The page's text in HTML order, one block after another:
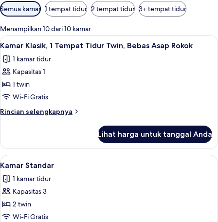
Filter
tersedia
untuk
kamar
Semua kamar 1 tempat tidur 2 tempat tidur 3+ tempat tidur
Menampilkan 10 dari 10 kamar
Lihat
semua
foto
untuk
Kamar
Klasik,
1
Tempat
Twin,
Bebas
Asap
Rokok
Kamar Klasik, 1 Tempat Tidur Twin,
13
Kamar Klasik, 1 Tempat Tidur Twin, Bebas Asap Rokok
1 kamar tidur
Kapasitas 1
1 twin
Wi-Fi Gratis
Rincian selengkapnya
Rincian
Kamar
Klasik,
1
Tidur
Twin,
Asap
Rokok
Lihat harga untuk tanggal Anda
Lihat
semua
foto
untuk
Kamar
Standar
Kamar Standar | Seprai premium,
14
Kamar Standar
1 kamar tidur
Kapasitas 3
2 twin
Wi-Fi Gratis